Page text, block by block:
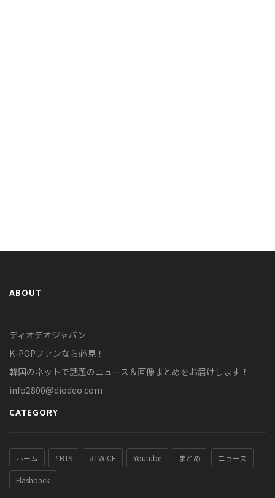
ABOUT
ディオデオジャパン
K-POPファンなら必見！
韓国のネットで話題のニュース＆画像まとめをお届けします！
info2800@diodeo.com
CATEGORY
ホーム #BTS #TWICE Youtube まとめ ニュース
Flashback